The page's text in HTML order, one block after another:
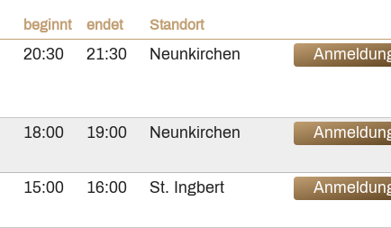
beginnt endet Standort
20:30 21:30 Neunkirchen
18:00 19:00 Neunkirchen
15:00 16:00 St. Ingbert